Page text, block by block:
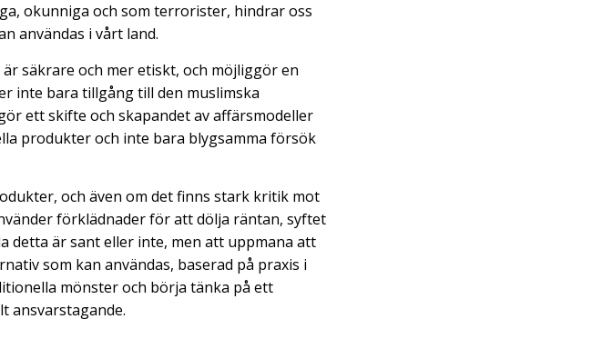
okunniga och som terrorister, hindrar oss
användas i vårt land.
säkrare och mer etiskt, och möjliggör en
inte bara tillgång till den muslimska
ett skifte och skapandet av affärsmodeller
produkter och inte bara blygsamma försök
och även om det finns stark kritik mot
förklädnader för att dölja räntan, syftet
detta är sant eller inte, men att uppmana att
som kan användas, baserad på praxis i
mönster och börja tänka på ett
ansvarstagande.